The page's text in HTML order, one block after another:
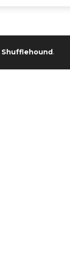
Shufflehound .